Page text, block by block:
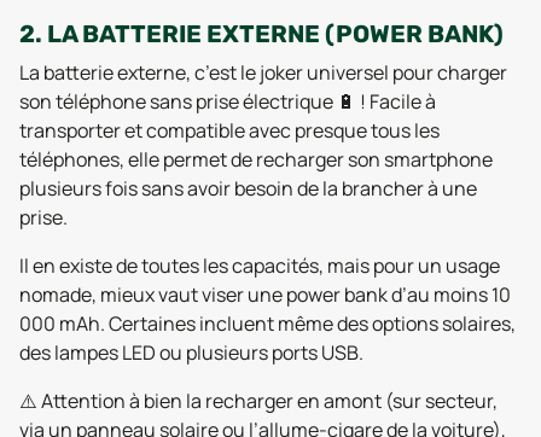
2. LA BATTERIE EXTERNE (POWER BANK)
La batterie externe, c’est le joker universel pour charger
son téléphone sans prise électrique 🔋 ! Facile à
transporter et compatible avec presque tous les
téléphones, elle permet de recharger son smartphone
plusieurs fois sans avoir besoin de la brancher à une
prise.
Il en existe de toutes les capacités, mais pour un usage
nomade, mieux vaut viser une power bank d’au moins 10
000 mAh. Certaines incluent même des options solaires,
des lampes LED ou plusieurs ports USB.
⚠️ Attention à bien la recharger en amont (sur secteur,
via un panneau solaire ou l’allume-cigare de la voiture),